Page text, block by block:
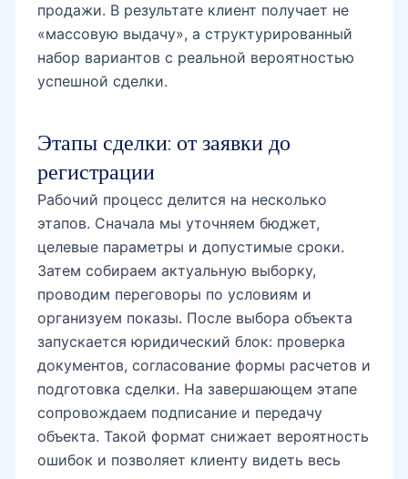
продажи. В результате клиент получает не
«массовую выдачу», а структурированный
набор вариантов с реальной вероятностью
успешной сделки.
Этапы сделки: от заявки до
регистрации
Рабочий процесс делится на несколько
этапов. Сначала мы уточняем бюджет,
целевые параметры и допустимые сроки.
Затем собираем актуальную выборку,
проводим переговоры по условиям и
организуем показы. После выбора объекта
запускается юридический блок: проверка
документов, согласование формы расчетов и
подготовка сделки. На завершающем этапе
сопровождаем подписание и передачу
объекта. Такой формат снижает вероятность
ошибок и позволяет клиенту видеть весь